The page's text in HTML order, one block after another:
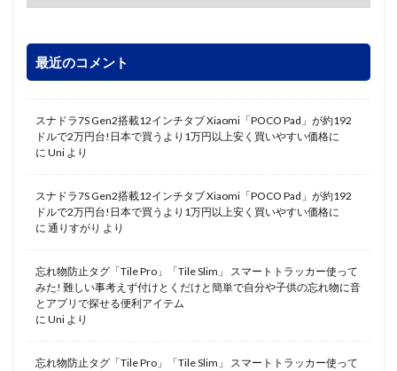
最近のコメント
スナドラ7S Gen2搭載12インチタブ Xiaomi「POCO Pad」が約192
ドルで2万円台!日本で買うより1万円以上安く買いやすい価格に
に Uni より
スナドラ7S Gen2搭載12インチタブ Xiaomi「POCO Pad」が約192
ドルで2万円台!日本で買うより1万円以上安く買いやすい価格に
に 通りすがり より
忘れ物防止タグ「Tile Pro」「Tile Slim」 スマートトラッカー使って
みた! 難しい事考えず付けとくだけと簡単で自分や子供の忘れ物に音
とアプリで探せる便利アイテム
に Uni より
忘れ物防止タグ「Tile Pro」「Tile Slim」 スマートトラッカー使って